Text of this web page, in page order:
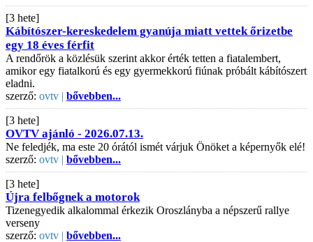
[3 hete]
Kábítószer-kereskedelem gyanúja miatt vettek őrizetbe
egy 18 éves férfit
A rendőrök a közlésük szerint akkor érték tetten a fiatalembert,
amikor egy fiatalkorú és egy gyermekkorú fiúnak próbált kábítószert
eladni.
szerző: ovtv | bővebben...
[3 hete]
OVTV ajánló - 2026.07.13.
Ne feledjék, ma este 20 órától ismét várjuk Önöket a képernyők elé!
szerző: ovtv | bővebben...
[3 hete]
Újra felbőgnek a motorok
Tizenegyedik alkalommal érkezik Oroszlányba a népszerű rallye
verseny
szerző: ovtv | bővebben...